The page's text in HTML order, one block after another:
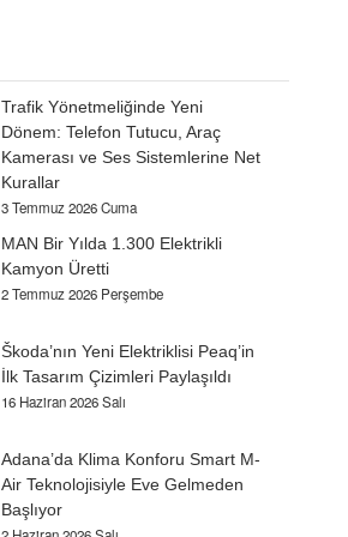
Trafik Yönetmeliğinde Yeni
Dönem: Telefon Tutucu, Araç
Kamerası ve Ses Sistemlerine Net
Kurallar
3 Temmuz 2026 Cuma
MAN Bir Yılda 1.300 Elektrikli
Kamyon Üretti
2 Temmuz 2026 Perşembe
Škoda’nın Yeni Elektriklisi Peaq’in
İlk Tasarım Çizimleri Paylaşıldı
16 Haziran 2026 Salı
Adana’da Klima Konforu Smart M-
Air Teknolojisiyle Eve Gelmeden
Başlıyor